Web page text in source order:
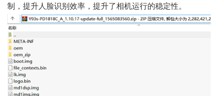
制，提升人脸识别效率，提升了相机运行的稳定性。